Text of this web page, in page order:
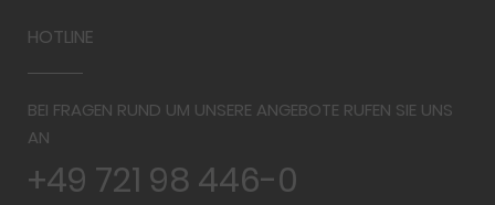
HOTLINE
BEI FRAGEN RUND UM UNSERE ANGEBOTE RUFEN SIE UNS
AN
+49 721 98 446-0